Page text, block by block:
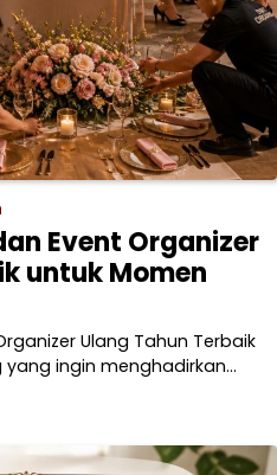
Event Organizer
untuk Momen
Ulang Tahun Terbaik
ingin menghadirkan…